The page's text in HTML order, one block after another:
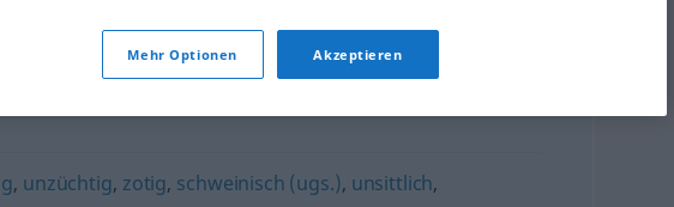
, unzüchtig, zotig, schweinisch (ugs.), unsittlich,
Mehr Optionen Akzeptieren